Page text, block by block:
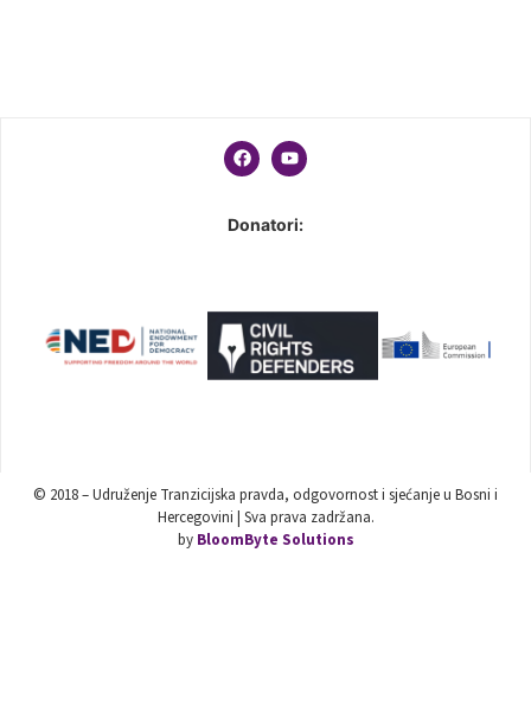
Donatori:
© 2018 – Udruženje Tranzicijska pravda, odgovornost i sjećanje u Bosni i
Hercegovini | Sva prava zadržana.
by BloomByte Solutions